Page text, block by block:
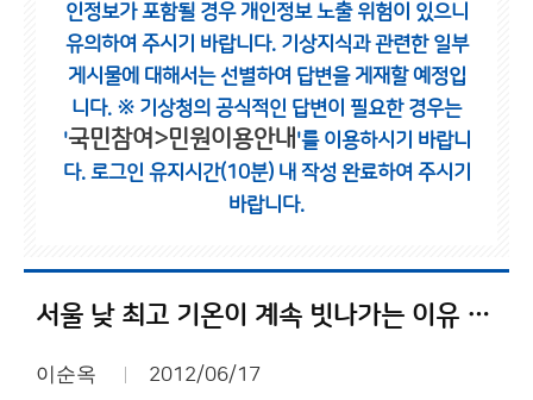
인정보가 포함될 경우 개인정보 노출 위험이 있으니
유의하여 주시기 바랍니다. 기상지식과 관련한 일부
게시물에 대해서는 선별하여 답변을 게재할 예정입
니다. ※ 기상청의 공식적인 답변이 필요한 경우는
'국민참여>민원이용안내 '를 이용하시기 바랍니
다. 로그인 유지시간(10분) 내 작성 완료하여 주시기
바랍니다.
서울 낮 최고 기온이 계속 빗나가는 이유 ㅋㅋㅋ
이순옥 2012/06/17